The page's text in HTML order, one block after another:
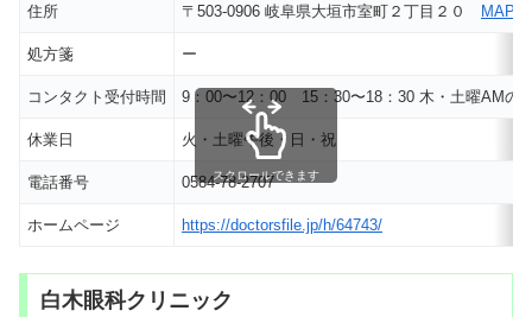
住所 〒503-0906 岐阜県大垣市室町２丁目２０ MAP
処方箋 ー
コンタクト受付時間 9：00〜12：00 15：30〜18：30 木・土曜AMの
休業日 火・土曜午後・日・祝
電話番号 0584-78-2707
ホームページ https://doctorsfile.jp/h/64743/
スクロールできます
白木眼科クリニック